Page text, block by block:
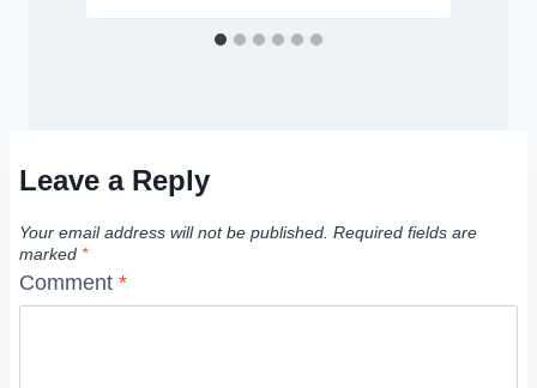
Leave a Reply
Your email address will not be published. Required fields are
marked *
Comment *